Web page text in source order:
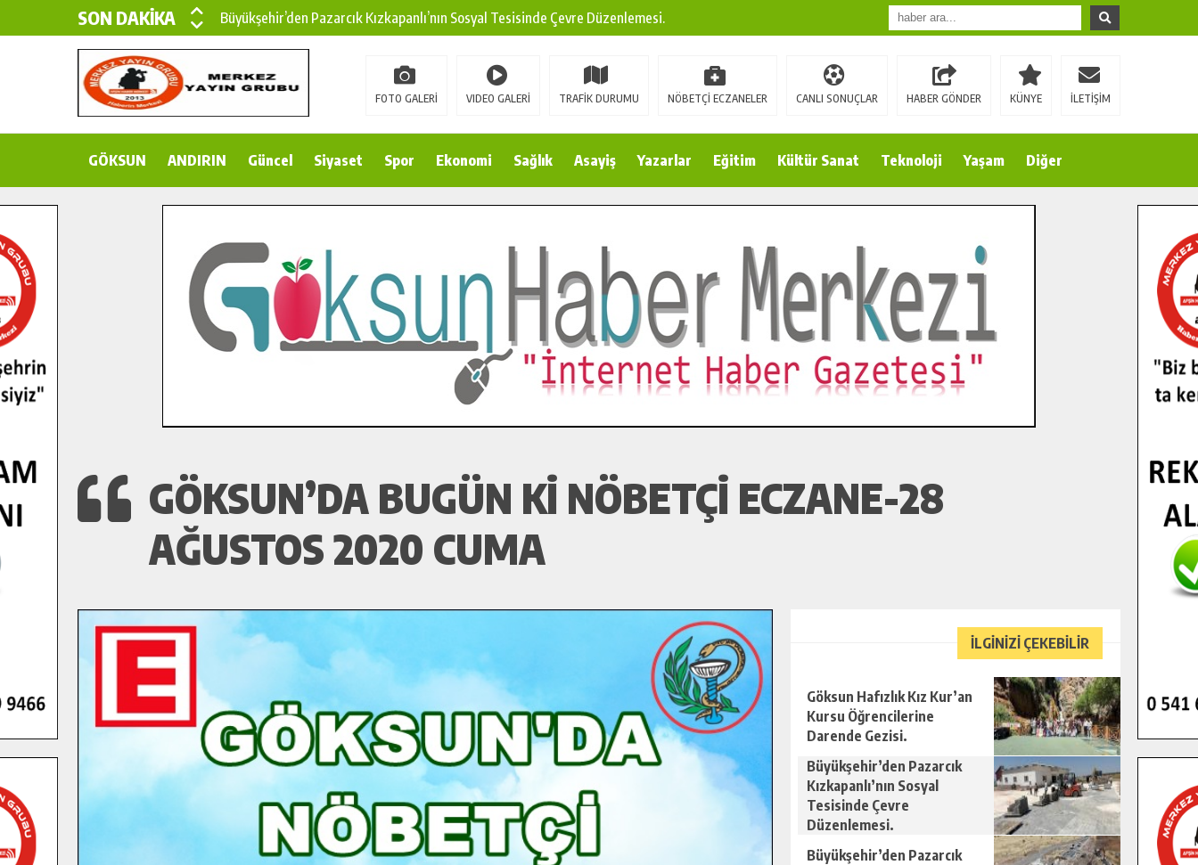
SON DAKİKA
Büyükşehir’den Pazarcık Kızkapanlı’nın Sosyal Tesisinde Çevre Düzenlemesi.
Büyükşehir’den Pazarcık Kırsalına Modern Ulaşım Yatırımı.
Çin’den KSÜ’ye Uluslararası Başarı: Edinilen Bilgi Türk Tarımına Katkı Sağlayacak.
Gençler Pusula Maraş Kampında Yeni Medya ve Fotoğrafçılığı Keşfetti.
İlçe Jandarma Komutanı Karakaya’dan Başkan Cüce’ye Veda Ziyareti.
Bertiz’in Yeni Köprüsünde Sona Doğru.
FOTO GALERİ VIDEO GALERİ TRAFİK DURUMU NÖBETÇİ ECZANELER CANLI SONUÇLAR HABER GÖNDER KÜNYE İLETİŞİM
GÖKSUN ANDIRIN Güncel Siyaset Spor Ekonomi Sağlık Asayiş Yazarlar Eğitim Kültür Sanat Teknoloji Yaşam Diğer
GÖKSUN’DA BUGÜN KI NÖBETÇI ECZANE-28
AĞUSTOS 2020 CUMA
İLGİNİZİ ÇEKEBİLİR
Göksun Hafızlık Kız Kur’an
Kursu Öğrencilerine
Darende Gezisi.
Büyükşehir’den Pazarcık
Kızkapanlı’nın Sosyal
Tesisinde Çevre
Düzenlemesi.
Büyükşehir’den Pazarcık